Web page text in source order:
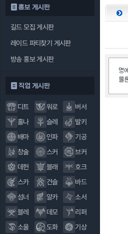
홍보 게시판
길드 모집 게시판
레이드 파티찾기 게시판
방송 홍보 게시판
직업 게시판
디트 워로
버서
홀나
슬레
발키
배마
인파
기공
창술
스커
브커
데헌
블래
호크
스카
건슬
바드
섬너
알카
소서
블레
데모
리퍼
소울
도화
기상